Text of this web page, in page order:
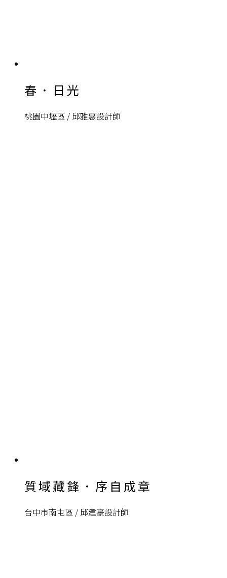
春．日光
桃園中壢區 / 邱雅惠設計師
質域藏鋒．序自成章
台中市南屯區 / 邱建豪設計師